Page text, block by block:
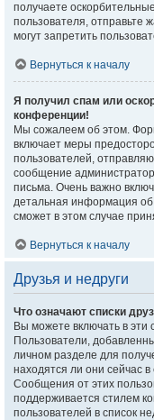
получаете
пользователя,
могут запретить
Вернуться к началу
Я получил спам или
конференции!
Мы сожалеем об этом.
включает меры
пользователей,
сообщение
письма. Очень важно
детальная информация
сможет в этом случае
Вернуться к началу
Друзья и недруги
Что означают списки
Вы можете включать в эти
Пользователи,
личном разделе для
находятся ли они сейчас
Сообщения от этих
поддерживается стилем
пользователей в список